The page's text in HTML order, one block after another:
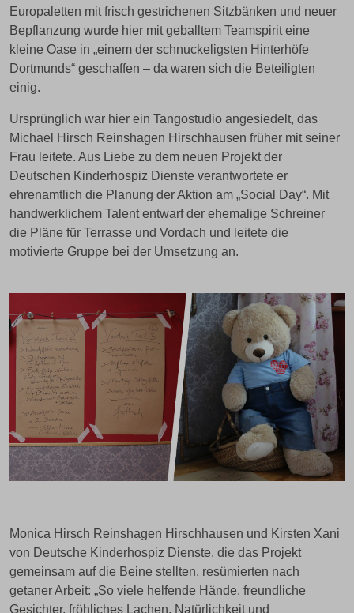
Europaletten mit frisch gestrichenen Sitzbänken und neuer
Bepflanzung wurde hier mit geballtem Teamspirit eine
kleine Oase in „einem der schnuckeligsten Hinterhöfe
Dortmunds“ geschaffen – da waren sich die Beteiligten
einig.
Ursprünglich war hier ein Tangostudio angesiedelt, das
Michael Hirsch Reinshagen Hirschhausen früher mit seiner
Frau leitete. Aus Liebe zu dem neuen Projekt der
Deutschen Kinderhospiz Dienste verantwortete er
ehrenamtlich die Planung der Aktion am „Social Day“. Mit
handwerklichem Talent entwarf der ehemalige Schreiner
die Pläne für Terrasse und Vordach und leitete die
motivierte Gruppe bei der Umsetzung an.
Monica Hirsch Reinshagen Hirschhausen und Kirsten Xani
von Deutsche Kinderhospiz Dienste, die das Projekt
gemeinsam auf die Beine stellten, resümierten nach
getaner Arbeit: „So viele helfende Hände, freundliche
Gesichter, fröhliches Lachen, Natürlichkeit und